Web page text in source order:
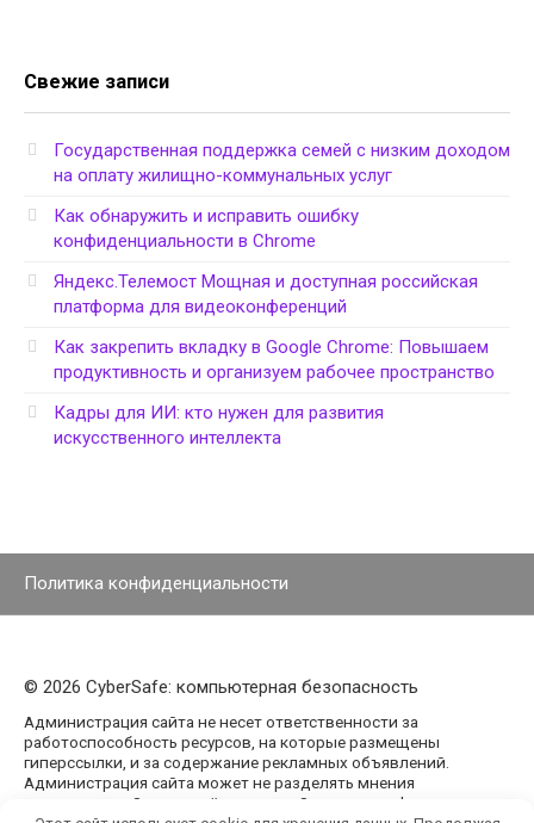
Свежие записи
Государственная поддержка семей с низким доходом
на оплату жилищно-коммунальных услуг
Как обнаружить и исправить ошибку
конфиденциальности в Chrome
Яндекс.Телемост Мощная и доступная российская
платформа для видеоконференций
Как закрепить вкладку в Google Chrome: Повышаем
продуктивность и организуем рабочее пространство
Кадры для ИИ: кто нужен для развития
искусственного интеллекта
Политика конфиденциальности
© 2026 CyberSafe: компьютерная безопасность
Администрация сайта не несет ответственности за
работоспособность ресурсов, на которые размещены
гиперссылки, и за содержание рекламных объявлений.
Администрация сайта может не разделять мнения
авторов статей, размещённых на сайте agencypark.ru.